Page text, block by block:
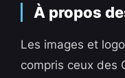
À propos
Les images et
compris ceux des